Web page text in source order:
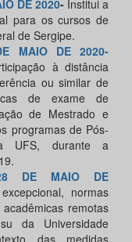
DE 2020- Institui a
para os cursos de
de Sergipe.
MAIO DE 2020-
à distância
ou similar de
de exame de
de Mestrado e
programas de Pós-
UFS, durante a
DE MAIO DE
normas
remotas
da Universidade